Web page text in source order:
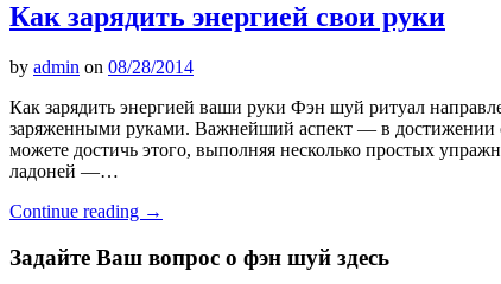
Как зарядить энергией свои руки
by admin on 08/28/2014
Как зарядить энергией ваши руки Фэн шуй ритуал
заряженными руками. Важнейший аспект — в достижении
можете достичь этого, выполняя несколько простых
ладоней —…
Continue reading →
Задайте Ваш вопрос о фэн шуй здесь